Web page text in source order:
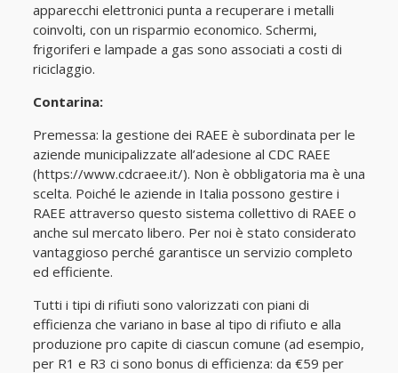
apparecchi elettronici punta a recuperare i metalli
coinvolti, con un risparmio economico. Schermi,
frigoriferi e lampade a gas sono associati a costi di
riciclaggio.
Contarina:
Premessa: la gestione dei RAEE è subordinata per le
aziende municipalizzate all’adesione al CDC RAEE
(https://www.cdcraee.it/). Non è obbligatoria ma è una
scelta. Poiché le aziende in Italia possono gestire i
RAEE attraverso questo sistema collettivo di RAEE o
anche sul mercato libero. Per noi è stato considerato
vantaggioso perché garantisce un servizio completo
ed efficiente.
Tutti i tipi di rifiuti sono valorizzati con piani di
efficienza che variano in base al tipo di rifiuto e alla
produzione pro capite di ciascun comune (ad esempio,
per R1 e R3 ci sono bonus di efficienza: da €59 per